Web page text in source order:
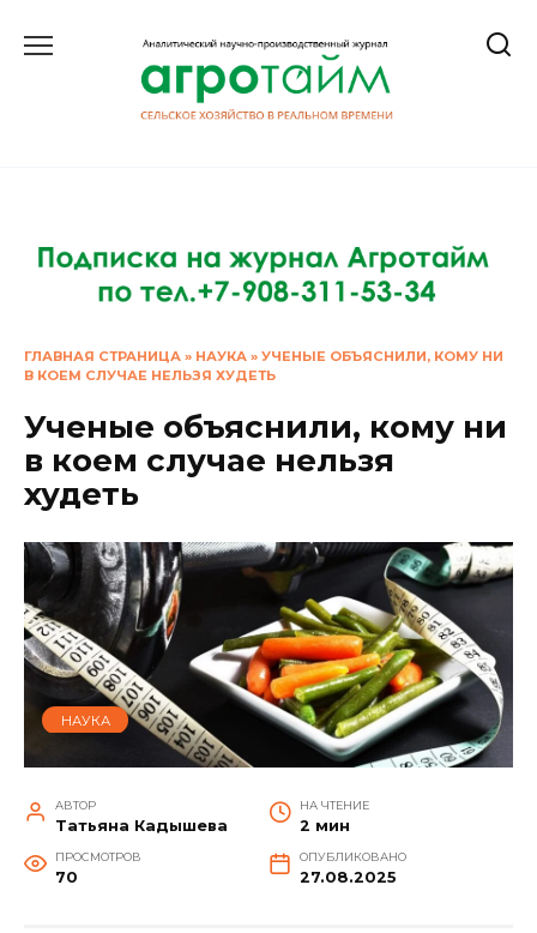
ГЛАВНАЯ СТРАНИЦА » НАУКА » УЧЕНЫЕ ОБЪЯСНИЛИ, КОМУ НИ
В КОЕМ СЛУЧАЕ НЕЛЬЗЯ ХУДЕТЬ
Ученые объяснили, кому ни
в коем случае нельзя
худеть
НАУКА
АВТОР
Татьяна Кадышева
НА ЧТЕНИЕ
2 мин
ПРОСМОТРОВ
70
ОПУБЛИКОВАНО
27.08.2025